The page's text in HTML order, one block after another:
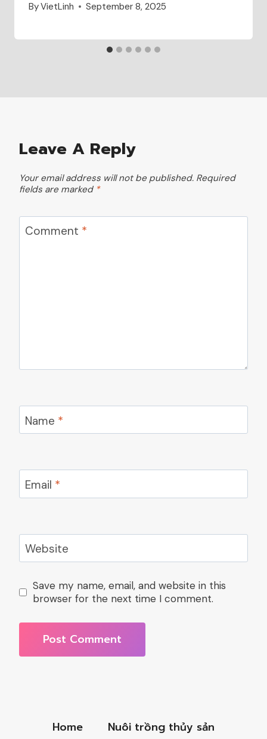
ByVietLinh September 8, 2025
Leave A Reply
Your email address will not be published. Required
fields are marked *
Comment *
Name *
Email *
Website
Save my name, email, and website in this
browser for the next time I comment.
Home Nuôi trồng thủy sản